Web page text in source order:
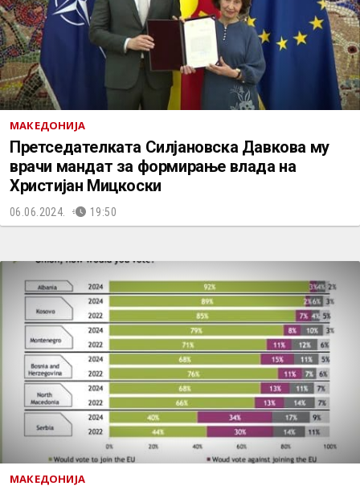
МАКЕДОНИЈА
Претседателката Силјановска Давкова му
врачи мандат за формирање влада на
Христијан Мицкоски
06.06.2024. 19:50
МАКЕДОНИЈА